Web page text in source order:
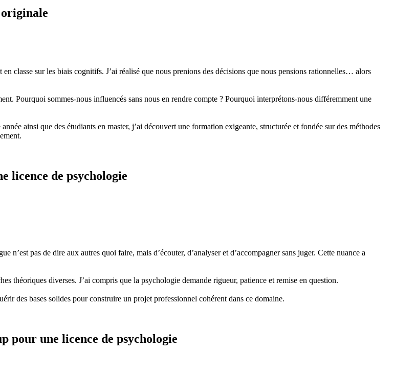
classe sur les biais cognitifs. J’ai réalisé que nous prenions des décisions que nous pensions rationnelles… alors
Pourquoi sommes-nous influencés sans nous en rendre compte ? Pourquoi interprétons-nous différemment une
ainsi que des étudiants en master, j’ai découvert une formation exigeante, structurée et fondée sur des méthodes
licence de psychologie
pas de dire aux autres quoi faire, mais d’écouter, d’analyser et d’accompagner sans juger. Cette nuance a
théoriques diverses. J’ai compris que la psychologie demande rigueur, patience et remise en question.
des bases solides pour construire un projet professionnel cohérent dans ce domaine.
pour une licence de psychologie